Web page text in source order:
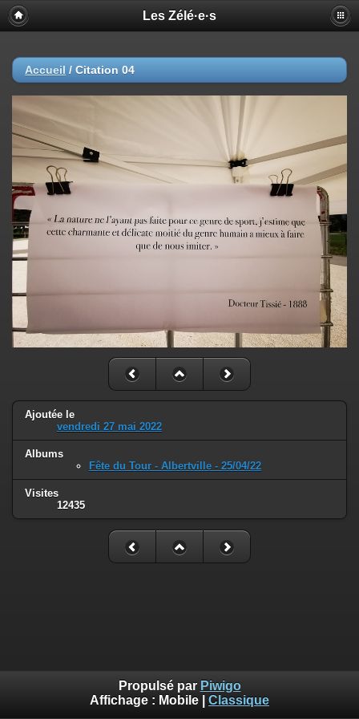
Les Zélé·e·s
Accueil / Citation 04
Ajoutée le
vendredi 27 mai 2022
Albums
Fête du Tour - Albertville - 25/04/22
Visites
12435
Propulsé par Piwigo
Affichage : Mobile Classique